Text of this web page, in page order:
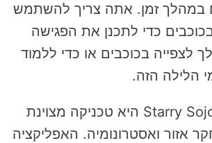
במהלך זמן. אתה צריך להשתמש
כדי לתכנן את הפגישה
לצפייה בכוכבים או כדי ללמוד
הלילה הזה.
אפליקציית Starry Sojourn היא טכניקה מצוינת
אזור ואסטרונומיה. האפליקציה